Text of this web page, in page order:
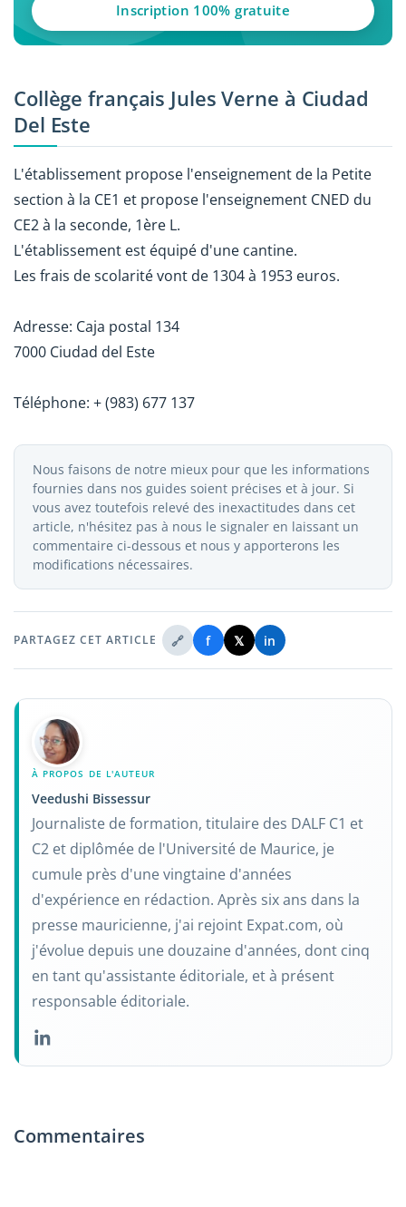
Inscription 100% gratuite
Collège français Jules Verne à Ciudad
Del Este
L'établissement propose l'enseignement de la Petite
section à la CE1 et propose l'enseignement CNED du
CE2 à la seconde, 1ère L.
L'établissement est équipé d'une cantine.
Les frais de scolarité vont de 1304 à 1953 euros.
Adresse: Caja postal 134
7000 Ciudad del Este
Téléphone: + (983) 677 137
Nous faisons de notre mieux pour que les informations
fournies dans nos guides soient précises et à jour. Si
vous avez toutefois relevé des inexactitudes dans cet
article, n'hésitez pas à nous le signaler en laissant un
commentaire ci-dessous et nous y apporterons les
modifications nécessaires.
PARTAGEZ CET ARTICLE 🔗 f 𝕏 in
À PROPOS DE L'AUTEUR
Veedushi Bissessur
Journaliste de formation, titulaire des DALF C1 et
C2 et diplômée de l'Université de Maurice, je
cumule près d'une vingtaine d'années
d'expérience en rédaction. Après six ans dans la
presse mauricienne, j'ai rejoint Expat.com, où
j'évolue depuis une douzaine d'années, dont cinq
en tant qu'assistante éditoriale, et à présent
responsable éditoriale.
Commentaires